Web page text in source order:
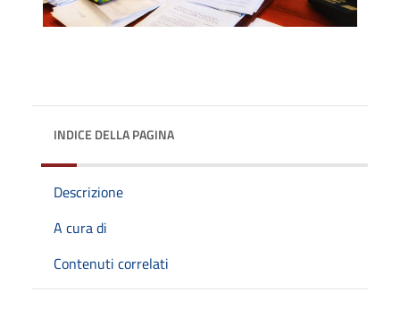
INDICE DELLA PAGINA
Descrizione
A cura di
Contenuti correlati